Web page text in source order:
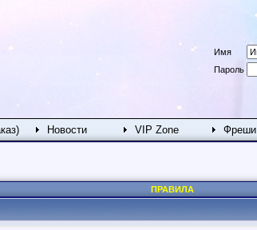
Имя
Пароль
Новости VIP Zone Фреши
ПРАВИЛА